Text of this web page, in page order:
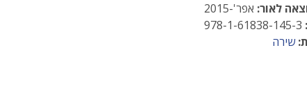
לאור: אפר'-2015
שירה